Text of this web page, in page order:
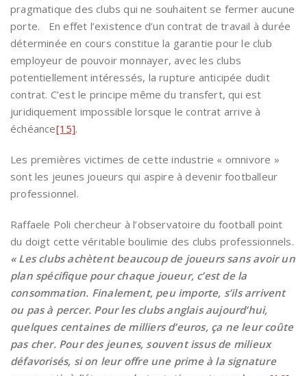
pragmatique des clubs qui ne souhaitent se fermer aucune
porte. En effet l’existence d’un contrat de travail à durée
déterminée en cours constitue la garantie pour le club
employeur de pouvoir monnayer, avec les clubs
potentiellement intéressés, la rupture anticipée dudit
contrat. C’est le principe même du transfert, qui est
juridiquement impossible lorsque le contrat arrive à
échéance[15].
Les premières victimes de cette industrie « omnivore »
sont les jeunes joueurs qui aspire à devenir footballeur
professionnel.
Raffaele Poli chercheur à l’observatoire du football point
du doigt cette véritable boulimie des clubs professionnels.
« Les clubs achètent beaucoup de joueurs sans avoir un
plan spécifique pour chaque joueur, c’est de la
consommation. Finalement, peu importe, s’ils arrivent
ou pas à percer. Pour les clubs anglais aujourd’hui,
quelques centaines de milliers d’euros, ça ne leur coûte
pas cher. Pour des jeunes, souvent issus de milieux
défavorisés, si on leur offre une prime à la signature